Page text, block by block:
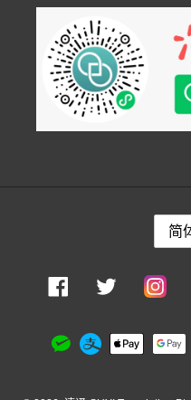
语
言
简
FacebookTwitter